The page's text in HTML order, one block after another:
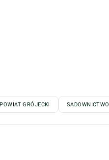
POWIAT GRÓJECKI SADOWNICTWO